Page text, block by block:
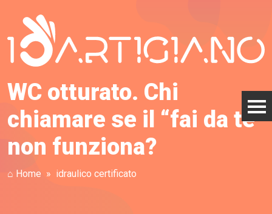
WC otturato. Chi
chiamare se il “fai da te”
non funziona?
⌂ Home idraulico certificato